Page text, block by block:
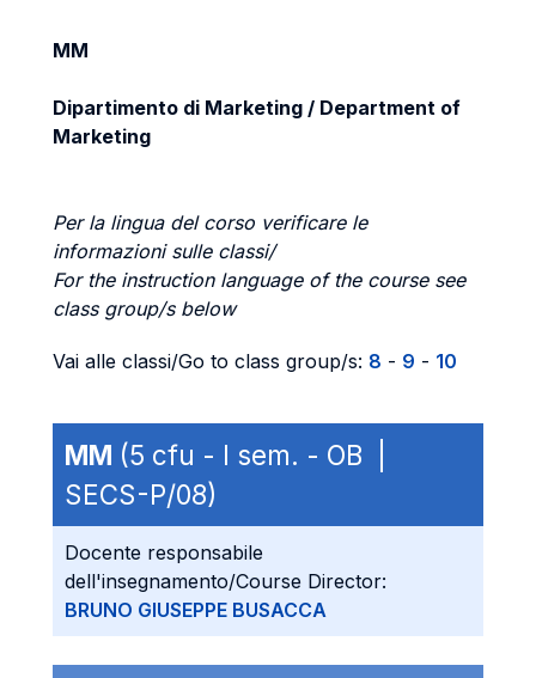
MM
Dipartimento di Marketing / Department of
Marketing
Per la lingua del corso verificare le
informazioni sulle classi/
For the instruction language of the course see
class group/s below
Vai alle classi/Go to class group/s: 8 - 9 - 10
MM (5 cfu - I sem. - OB |
SECS-P/08)
Docente responsabile
dell'insegnamento/Course Director:
BRUNO GIUSEPPE BUSACCA